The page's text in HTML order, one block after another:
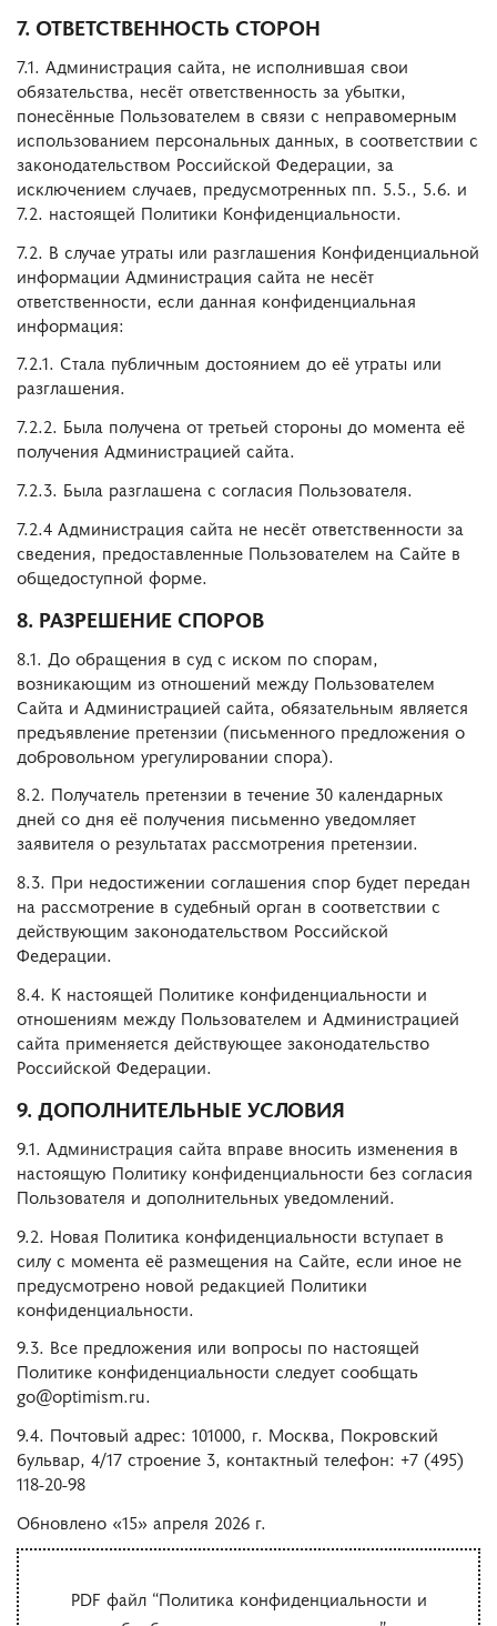
7. ОТВЕТСТВЕННОСТЬ СТОРОН
7.1. Администрация сайта, не исполнившая свои
обязательства, несёт ответственность за убытки,
понесённые Пользователем в связи с неправомерным
использованием персональных данных, в соответствии с
законодательством Российской Федерации, за
исключением случаев, предусмотренных пп. 5.5., 5.6. и
7.2. настоящей Политики Конфиденциальности.
7.2. В случае утраты или разглашения Конфиденциальной
информации Администрация сайта не несёт
ответственности, если данная конфиденциальная
информация:
7.2.1. Стала публичным достоянием до её утраты или
разглашения.
7.2.2. Была получена от третьей стороны до момента её
получения Администрацией сайта.
7.2.3. Была разглашена с согласия Пользователя.
7.2.4 Администрация сайта не несёт ответственности за
сведения, предоставленные Пользователем на Сайте в
общедоступной форме.
8. РАЗРЕШЕНИЕ СПОРОВ
8.1. До обращения в суд с иском по спорам,
возникающим из отношений между Пользователем
Сайта и Администрацией сайта, обязательным является
предъявление претензии (письменного предложения о
добровольном урегулировании спора).
8.2. Получатель претензии в течение 30 календарных
дней со дня её получения письменно уведомляет
заявителя о результатах рассмотрения претензии.
8.3. При недостижении соглашения спор будет передан
на рассмотрение в судебный орган в соответствии с
действующим законодательством Российской
Федерации.
8.4. К настоящей Политике конфиденциальности и
отношениям между Пользователем и Администрацией
сайта применяется действующее законодательство
Российской Федерации.
9. ДОПОЛНИТЕЛЬНЫЕ УСЛОВИЯ
9.1. Администрация сайта вправе вносить изменения в
настоящую Политику конфиденциальности без согласия
Пользователя и дополнительных уведомлений.
9.2. Новая Политика конфиденциальности вступает в
силу с момента её размещения на Сайте, если иное не
предусмотрено новой редакцией Политики
конфиденциальности.
9.3. Все предложения или вопросы по настоящей
Политике конфиденциальности следует сообщать
go@optimism.ru.
9.4. Почтовый адрес: 101000, г. Москва, Покровский
бульвар, 4/17 строение 3, контактный телефон: +7 (495)
118-20-98
Обновлено «15» апреля 2026 г.
PDF файл “Политика конфиденциальности и